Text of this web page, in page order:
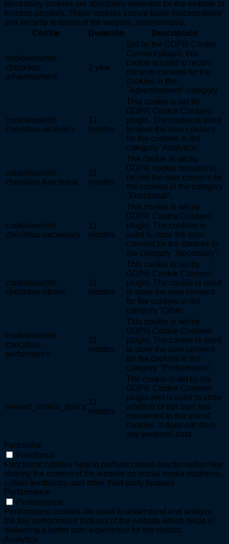
Necessary cookies are absolutely essential for the website to
function properly. These cookies ensure basic functionalities
and security features of the website, anonymously.
Cookie
Duración Descripción
cookielawinfo-
checkbox-
advertisement
1 year
Set by the GDPR Cookie
Consent plugin, this
cookie is used to record
the user consent for the
cookies in the
"Advertisement" category .
cookielawinfo-
checkbox-analytics
11
months
This cookie is set by
GDPR Cookie Consent
plugin. The cookie is used
to store the user consent
for the cookies in the
category "Analytics".
cookielawinfo-
checkbox-functional
11
months
The cookie is set by
GDPR cookie consent to
record the user consent for
the cookies in the category
"Functional".
cookielawinfo-
checkbox-necessary
11
months
This cookie is set by
GDPR Cookie Consent
plugin. The cookies is
used to store the user
consent for the cookies in
the category "Necessary".
cookielawinfo-
checkbox-others
11
months
This cookie is set by
GDPR Cookie Consent
plugin. The cookie is used
to store the user consent
for the cookies in the
category "Other.
cookielawinfo-
checkbox-
performance
11
months
This cookie is set by
GDPR Cookie Consent
plugin. The cookie is used
to store the user consent
for the cookies in the
category "Performance".
viewed_cookie_policy
11
months
The cookie is set by the
GDPR Cookie Consent
plugin and is used to store
whether or not user has
consented to the use of
cookies. It does not store
any personal data.
Functional
Functional
Functional cookies help to perform certain functionalities like
sharing the content of the website on social media platforms,
collect feedbacks, and other third-party features.
Performance
Performance
Performance cookies are used to understand and analyze
the key performance indexes of the website which helps in
delivering a better user experience for the visitors.
Analytics